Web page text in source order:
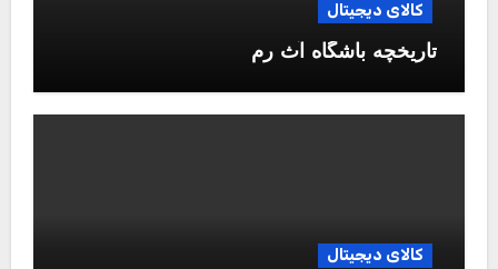
کالای دیجیتال
تاریخچه باشگاه آث رم
کالای دیجیتال